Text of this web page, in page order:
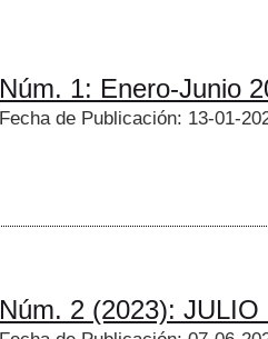
Núm. 1: Enero-Junio
Fecha de Publicación: 13-01-
Núm. 2 (2023):